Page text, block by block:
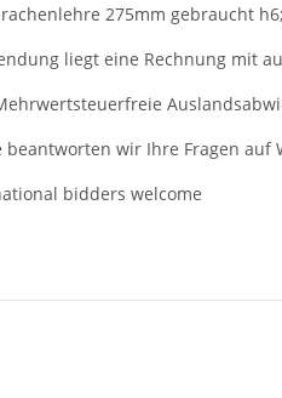
275mm gebraucht
liegt eine Rechnung mit
beantworten wir Ihre Fragen
bidders welcome